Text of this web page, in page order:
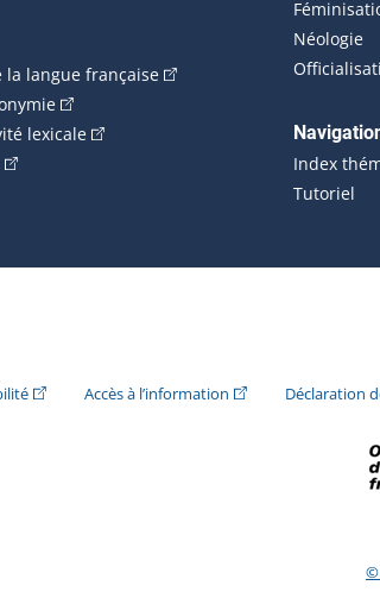
la langue française(Cet hyperlien externe
(Cet hyperlien externe s'ouvrira dans
lexicale(Cet hyperlien externe s'ouvrira
(Cet hyperlien externe s'ouvrira dans une
Néologie
Index
Tutoriel
(Cet hyperlien externe s'ouvrira dans une
Accès à l’information (Cet hyperlien
Déclaration
©